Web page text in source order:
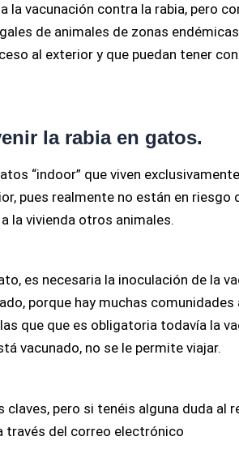
la vacunación contra la rabia, pero
de animales de zonas
al exterior y que puedan tener
la rabia en gatos.
“indoor” que viven
pues realmente no están en riesgo
la vivienda otros animales.
es necesaria la inoculación de la
porque hay muchas
que que es obligatoria todavía la
vacunado, no se le permite viajar.
pero si tenéis alguna duda al
través del correo electrónico